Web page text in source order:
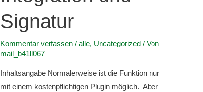
Signatur
Kommentar verfassen / alle, Uncategorized/ Von
mail_b41ll067
Inhaltsangabe Normalerweise ist die Funktion nur
mit einem kostenpflichtigen Plugin möglich. Aber